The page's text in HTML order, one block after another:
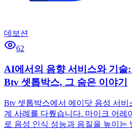
데보션
62
AI에서의 음향 서비스와 기술
Btv 셋톱박스, 그 숨은 이야기
Btv 셋톱박스에서 에이닷 음성 서비
계 사례를 다뤘습니다. 마이크 어레
로 음성 인식 성능과 음질을 높이는